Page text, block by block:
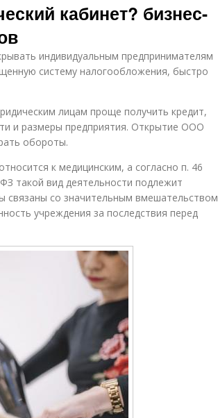
кабинет? бизнес-
индивидуальным предпринимателям
систему налогообложения, быстро
лицам проще получить кредит,
и размеры предприятия. Открытие ООО
обороты.
к медицинским, а согласно п. 46
такой вид деятельности подлежит
со значительным вмешательством
учреждения за последствия перед